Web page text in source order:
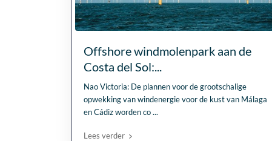
Offshore windmolenpark aan de
Costa del Sol:...
Nao Victoria: De plannen voor de grootschalige
opwekking van windenergie voor de kust van Málaga
en Cádiz worden co...
Lees verder